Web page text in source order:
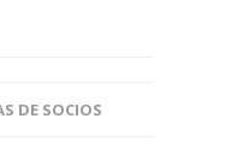
DE SOCIOS